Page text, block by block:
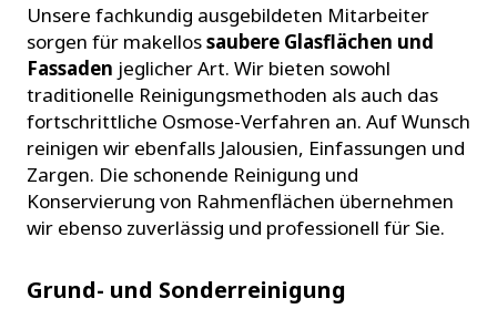
Unsere fachkundig ausgebildeten Mitarbeiter
sorgen für makellossaubere Glasflächen und
Fassaden jeglicher Art. Wir bieten sowohl
traditionelle Reinigungsmethoden als auch das
fortschrittliche Osmose-Verfahren an. Auf Wunsch
reinigen wir ebenfalls Jalousien, Einfassungen und
Zargen. Die schonende Reinigung und
Konservierung von Rahmenflächen übernehmen
wir ebenso zuverlässig und professionell für Sie.
Grund- und Sonderreinigung